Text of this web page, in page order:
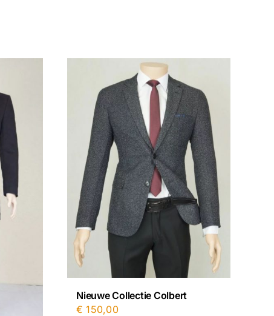
Nieuwe Collectie Colbert
€ 150,00